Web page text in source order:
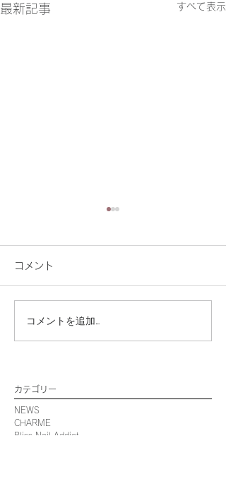
最新記事 すべて表示
【CHARME】2026年福
コメント
コメントを追加…
カテゴリー
NEWS
CHARME
Bliss Nail Addict